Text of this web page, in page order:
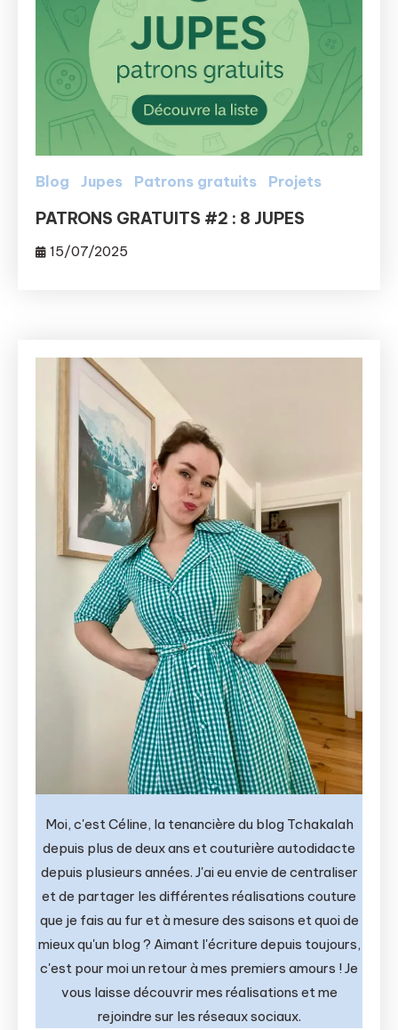
Blog Jupes Patrons gratuits Projets
PATRONS GRATUITS #2 : 8 JUPES
15/07/2025
Moi, c'est Céline, la tenancière du blog Tchakalah
depuis plus de deux ans et couturière autodidacte
depuis plusieurs années. J'ai eu envie de centraliser
et de partager les différentes réalisations couture
que je fais au fur et à mesure des saisons et quoi de
mieux qu'un blog ? Aimant l'écriture depuis toujours,
c'est pour moi un retour à mes premiers amours ! Je
vous laisse découvrir mes réalisations et me
rejoindre sur les réseaux sociaux.